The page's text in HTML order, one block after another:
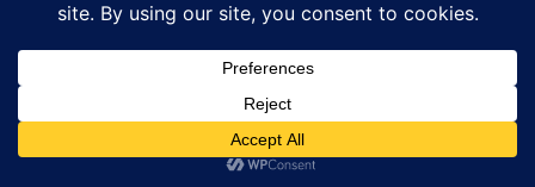
????? ???????
????? ???? ?? ??? ???? ????? ? ??????? ??
????? ??????? ???????? ???????? ????. ???
??????? ?????? ???????? ???????? ??????